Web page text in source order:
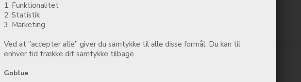
1. Funktionalitet
2. Statistik
3. Marketing
Ved at ”accepter alle” giver du samtykke til alle disse formål. Du kan til
enhver tid trække dit samtykke tilbage.
Goblue